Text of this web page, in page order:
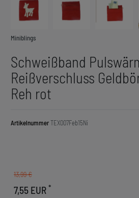
Miniblings
Schweißband
Reißverschluss
Reh rot
ArtikelnummerTEX007Feb15Ni
13,99 €
7,55 EUR *